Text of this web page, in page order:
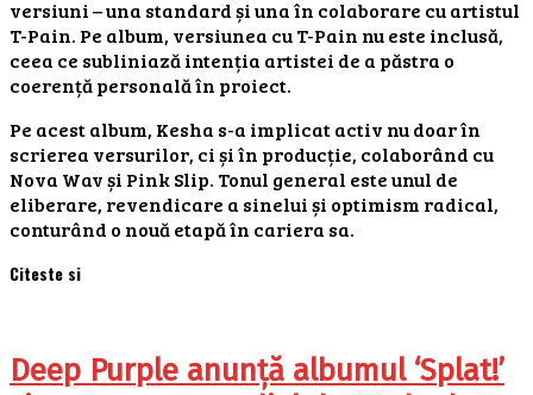
versiuni – una standard și una în colaborare cu artistul
T-Pain. Pe album, versiunea cu T-Pain nu este inclusă,
ceea ce subliniază intenția artistei de a păstra o
coerență personală în proiect.
Pe acest album, Kesha s-a implicat activ nu doar în
scrierea versurilor, ci și în producție, colaborând cu
Nova Wav și Pink Slip. Tonul general este unul de
eliberare, revendicare a sinelui și optimism radical,
conturând o nouă etapă în cariera sa.
Citeste si
Deep Purple anunță albumul ‘Splat!’